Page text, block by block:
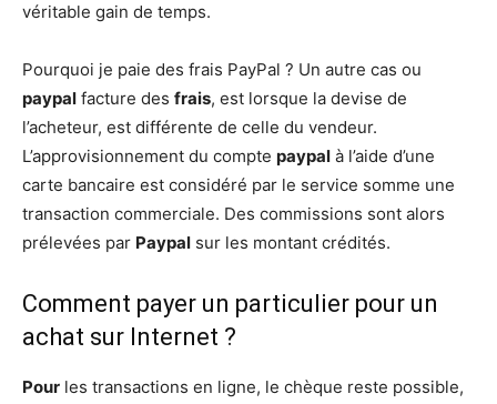
véritable gain de temps.
Pourquoi je paie des frais PayPal ? Un autre cas ou
paypal facture des frais, est lorsque la devise de
l’acheteur, est différente de celle du vendeur.
L’approvisionnement du compte paypal à l’aide d’une
carte bancaire est considéré par le service somme une
transaction commerciale. Des commissions sont alors
prélevées par Paypal sur les montant crédités.
Comment payer un particulier pour un
achat sur Internet ?
Pour les transactions en ligne, le chèque reste possible,